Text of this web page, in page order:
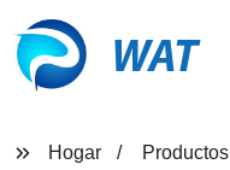
WAT
Hogar
Productos